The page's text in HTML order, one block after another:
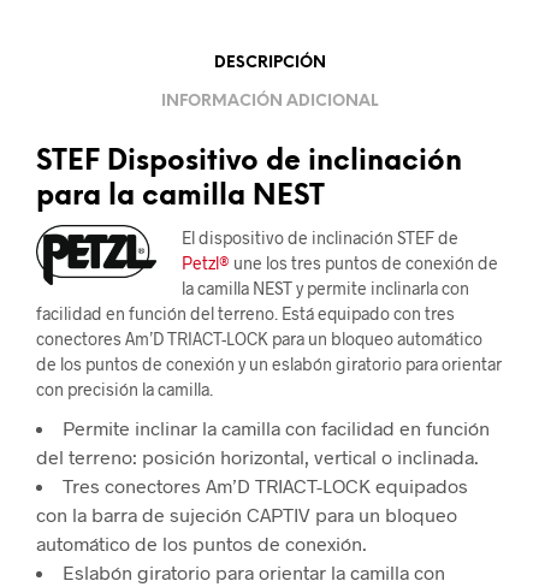
DESCRIPCIÓN
INFORMACIÓN ADICIONAL
STEF Dispositivo de inclinación
para la camilla NEST
El dispositivo de inclinación STEF de
Petzl® une los tres puntos de conexión de
la camilla NEST y permite inclinarla con
facilidad en función del terreno. Está equipado con tres
conectores Am’D TRIACT-LOCK para un bloqueo automático
de los puntos de conexión y un eslabón giratorio para orientar
con precisión la camilla.
Permite inclinar la camilla con facilidad en función
del terreno: posición horizontal, vertical o inclinada.
Tres conectores Am’D TRIACT-LOCK equipados
con la barra de sujeción CAPTIV para un bloqueo
automático de los puntos de conexión.
Eslabón giratorio para orientar la camilla con